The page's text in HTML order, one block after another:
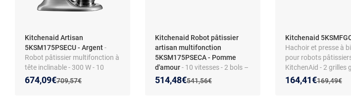
Kitchenaid Artisan
5KSM175PSECU - Argent-
Robot pâtissier multifonction à
tête inclinable - 300 W - 10
vitesses - Mouvement
planétaire - Bol inox -
Ancien prix :
709,57€
Nouveau prix :
674,09€
Réduction de :
Kitchenaid Robot pâtissier
artisan multifonction
5KSM175PSECA - Pomme
d'amour- 10 vitesses - 2 bols –
tête inclinable – nombreux
accessoires
Ancien prix :
541,56€
Nouveau prix :
514,48€
Réduction de :
Kitchenaid
Hachoir et presse à
pour robots
KitchenAid - 2 grilles
Lames inox - Poussoir
Compatible lave-
Ancien prix :
169,49€
Nouveau prix :
164,41€
Réduction de :